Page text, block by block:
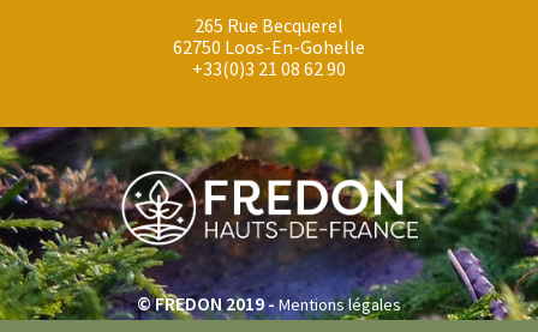
265 Rue Becquerel
62750 Loos-En-Gohelle
+33(0)3 21 08 62 90
© FREDON 2019 -Mentions légales